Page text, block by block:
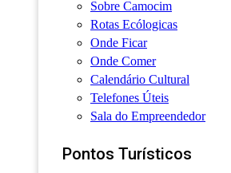
Sobre Camocim
Rotas Ecólogicas
Onde Ficar
Onde Comer
Calendário Cultural
Telefones Úteis
Sala do Empreendedor
Pontos Turísticos